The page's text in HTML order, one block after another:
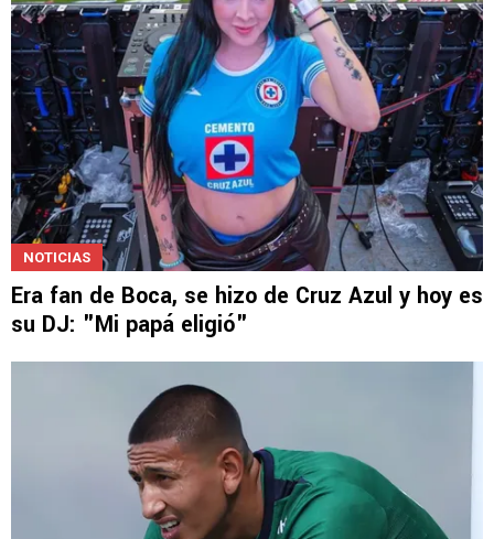
NOTICIAS
Era fan de Boca, se hizo de Cruz Azul y hoy es
su DJ: "Mi papá eligió"